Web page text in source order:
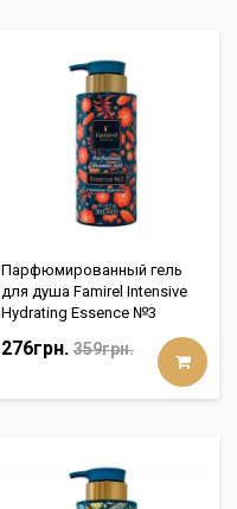
Парфюмированный гель
для душа Famirel Intensive
Hydrating Essence №3
276грн. 359грн.